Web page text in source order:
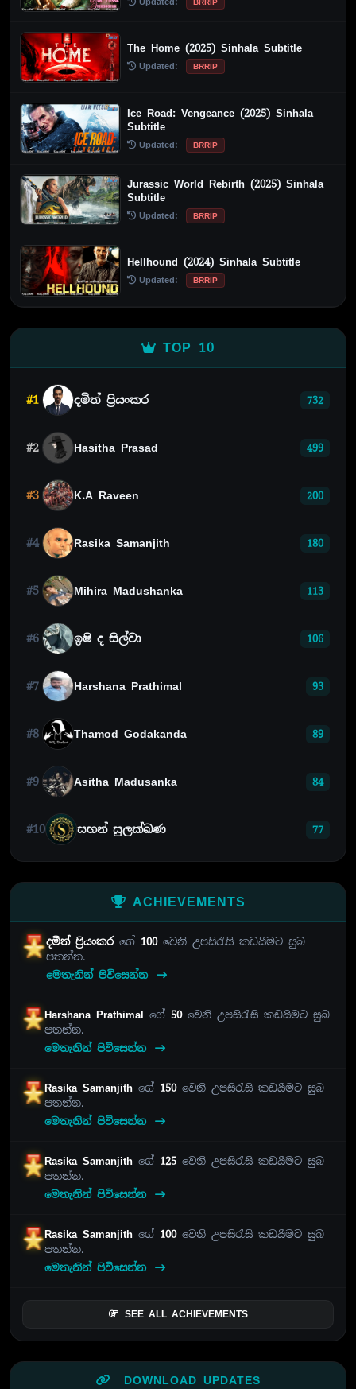
BRRIP
The Home (2025) Sinhala Subtitle
Updated: BRRIP
Ice Road: Vengeance (2025) Sinhala
Subtitle
Updated: BRRIP
Jurassic World Rebirth (2025) Sinhala
Subtitle
Updated: BRRIP
Hellhound (2024) Sinhala Subtitle
Updated: BRRIP
TOP 10
#1 දමිත් ප්‍රියංකර 732
#2 Hasitha Prasad 499
#3 K.A Raveen 200
#4 Rasika Samanjith 180
#5 Mihira Madushanka 113
#6 ඉෂි ද සිල්වා 106
#7 Harshana Prathimal 93
#8 Thamod Godakanda 89
#9 Asitha Madusanka 84
#10 සහන් සුලක්ඛණ 77
ACHIEVEMENTS
දමිත් ප්‍රියංකරගේ 100වෙනි උපසිරැසි කඩයීමට සුබ
පතන්න.
මෙතැනින් පිවිසෙන්න
Harshana Prathimal ගේ 50වෙනි උපසිරැසි කඩයීමට සුබ
පතන්න.
මෙතැනින් පිවිසෙන්න
Rasika Samanjithගේ 150වෙනි උපසිරැසි කඩයීමට සුබ
පතන්න.
මෙතැනින් පිවිසෙන්න
Rasika Samanjithගේ 125 වෙනි උපසිරැසි කඩයීමට සුබ
පතන්න.
මෙතැනින් පිවිසෙන්න
Rasika Samanjithගේ 100වෙනි උපසිරැසි කඩයීමට සුබ
පතන්න.
මෙතැනින් පිවිසෙන්න
SEE ALL ACHIEVEMENTS
DOWNLOAD UPDATES